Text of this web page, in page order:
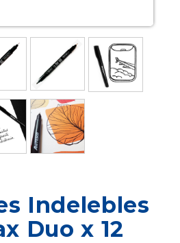
Indelebles
Duo x 12